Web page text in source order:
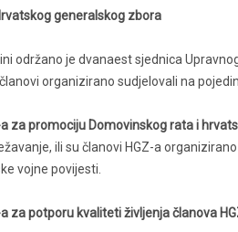
generalskog zbora
održano je dvanaest sjednica
organizirano sudjelovali na
za promociju Domovinskog rata i
ili su članovi HGZ-a
vojne povijesti.
za potporu kvaliteti življenja članova